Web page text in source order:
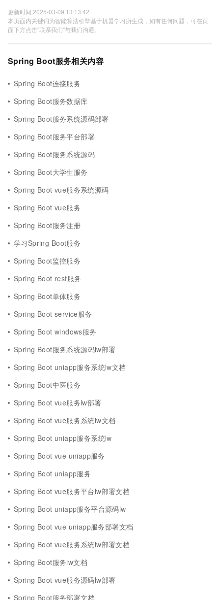
更新时间 2025-03-09 13:13:42
本页面内关键词为智能算法引擎基于机器学习所生成，如有任何问题，可在页
面下方点击"联系我们"与我们沟通。
Spring Boot服务相关内容
Spring Boot连接服务
Spring Boot服务数据库
Spring Boot服务系统源码部署
Spring Boot服务平台部署
Spring Boot服务系统源码
Spring Boot大学生服务
Spring Boot vue服务系统源码
Spring Boot vue服务
Spring Boot服务注册
学习Spring Boot服务
Spring Boot监控服务
Spring Boot rest服务
Spring Boot单体服务
Spring Boot service服务
Spring Boot windows服务
Spring Boot服务系统源码lw部署
Spring Boot uniapp服务系统lw文档
Spring Boot中医服务
Spring Boot vue服务lw部署
Spring Boot vue服务系统lw文档
Spring Boot uniapp服务系统lw
Spring Boot vue uniapp服务
Spring Boot uniapp服务
Spring Boot vue服务平台lw部署文档
Spring Boot uniapp服务平台源码lw
Spring Boot vue uniapp服务部署文档
Spring Boot vue服务系统lw部署文档
Spring Boot服务lw文档
Spring Boot vue服务源码lw部署
Spring Boot服务部署文档